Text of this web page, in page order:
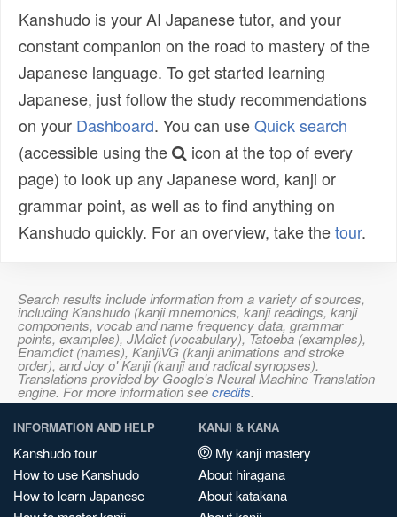
Kanshudo is your AI Japanese tutor, and your
constant companion on the road to mastery of the
Japanese language. To get started learning
Japanese, just follow the study recommendations
on your Dashboard. You can useQuick search
(accessible using the
icon at the top of every
page) to look up any Japanese word, kanji or
grammar point, as well as to find anything on
Kanshudo quickly. For an overview, take thetour.
Search results include information from a variety of sources,
including Kanshudo (kanji mnemonics, kanji readings, kanji
components, vocab and name frequency data, grammar
points, examples), JMdict (vocabulary), Tatoeba (examples),
Enamdict (names), KanjiVG (kanji animations and stroke
order), and Joy o' Kanji (kanji and radical synopses).
Translations provided by Google's Neural Machine Translation
engine. For more information seecredits.
INFORMATION AND HELP
Kanshudo tour
How to use Kanshudo
How to learn Japanese
KANJI & KANA
My kanji mastery
About hiragana
About katakana